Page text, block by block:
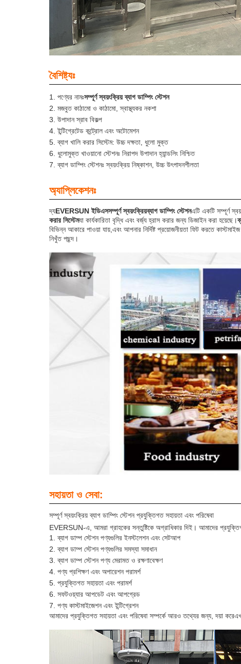
বৈশিষ্ট্যঃ
পণ্যের নামঃসম্পূর্ণ স্বয়ংক্রিয় ব্যাগ ডাম্পিং স্টেশন
মজবুত কাঠামো ও কাঠামো, স্বাস্থ্যকর নকশা
উপাদান স্রাব বিকল্প
ইন্টিগ্রেটেড কন্ট্রোল এবং অটোমেশন
ব্যাগ খালি করার সিস্টেম: উচ্চ দক্ষতা, ধুলো মুক্ত
ধুলোমুক্ত খাওয়ানো স্টেশনঃ নিরাপদ উপাদান হ্যান্ডলিং নিশ্চিত
ব্যাগ ডাম্পিং স্টেশনঃ স্বয়ংক্রিয় নিষ্কাশন, উচ্চ উৎপাদনশীলতা
অ্যাপ্লিকেশনঃ
দ্যEVERSUN ইডিএসসম্পূর্ণ স্বয়ংক্রিয়ব্যাগ ডাম্পিং স্টেশনএটি একটি সম্পূর্ণ
করার সিস্টেমযা কার্যকারিতা বৃদ্ধি এবং বর্জ্য হ্রাস করার জন্য ডিজাইন করা হয়েছে।
বিভিন্ন আকারে পাওয়া যায়,এবং আপনার নির্দিষ্ট প্রয়োজনীয়তা ফিট করতে
নিখুঁত পছন্দ।
সহায়তা ও সেবা:
সম্পূর্ণ স্বয়ংক্রিয় ব্যাগ ডাম্পিং স্টেশন প্রযুক্তিগত সহায়তা এবং পরিষেবা
EVERSUN-এ, আমরা গ্রাহকের সন্তুষ্টিকে অগ্রাধিকার দিই। আমাদের
ব্যাগ ডাম্প স্টেশন পণ্যগুলির ইনস্টলেশন এবং সেটআপ
ব্যাগ ডাম্প স্টেশন পণ্যগুলির সমস্যা সমাধান
ব্যাগ ডাম্প স্টেশন পণ্য মেরামত ও রক্ষণাবেক্ষণ
পণ্য প্রশিক্ষণ এবং অপারেশন পরামর্শ
প্রযুক্তিগত সহায়তা এবং পরামর্শ
সফটওয়্যার আপডেট এবং আপগ্রেড
পণ্য কাস্টমাইজেশন এবং ইন্টিগ্রেশন
আমাদের প্রযুক্তিগত সহায়তা এবং পরিষেবা সম্পর্কে আরও তথ্যের জন্য, দয়া করে